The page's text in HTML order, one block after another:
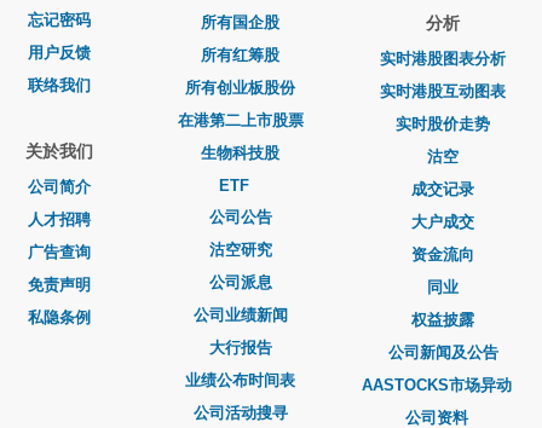
忘记密码
用户反馈
联络我们
关於我们
公司简介
人才招聘
广告查询
免责声明
私隐条例
所有国企股
所有红筹股
所有创业板股份
在港第二上市股票
生物科技股
ETF
公司公告
沽空研究
公司派息
公司业绩新闻
大行报告
业绩公布时间表
公司活动搜寻
分析
实时港股图表分析
实时港股互动图表
实时股价走势
沽空
成交记录
大户成交
资金流向
同业
权益披露
公司新闻及公告
AASTOCKS市场异动
公司资料